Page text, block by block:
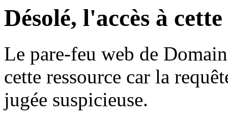
Désolé, l'accès à
Le pare-feu web de
cette ressource car la
jugée suspicieuse.